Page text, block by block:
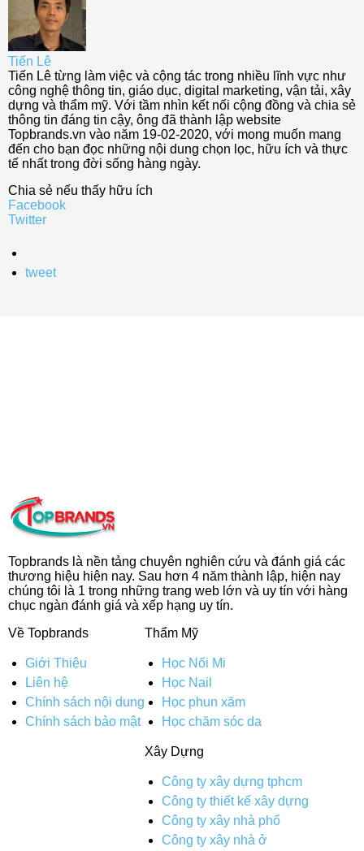
Tiến Lê
Tiến Lê từng làm việc và cộng tác trong nhiều lĩnh vực như
công nghệ thông tin, giáo dục, digital marketing, vận tải, xây
dựng và thẩm mỹ. Với tầm nhìn kết nối cộng đồng và chia sẻ
thông tin đáng tin cậy, ông đã thành lập website
Topbrands.vn vào năm 19-02-2020, với mong muốn mang
đến cho bạn đọc những nội dung chọn lọc, hữu ích và thực
tế nhất trong đời sống hàng ngày.
Chia sẻ nếu thấy hữu ích
Facebook
Twitter
tweet
Topbrands là nền tảng chuyên nghiên cứu và đánh giá các
thương hiệu hiện nay. Sau hơn 4 năm thành lập, hiện nay
chúng tôi là 1 trong những trang web lớn và uy tín với hàng
chục ngàn đánh giá và xếp hạng uy tín.
Về Topbrands
Giới Thiệu
Liên hệ
Chính sách nội dung
Chính sách bảo mật
Thẩm Mỹ
Học Nối Mi
Học Nail
Học phun xăm
Học chăm sóc da
Xây Dựng
Công ty xây dựng tphcm
Công ty thiết kế xây dựng
Công ty xây nhà phố
Công ty xây nhà ở